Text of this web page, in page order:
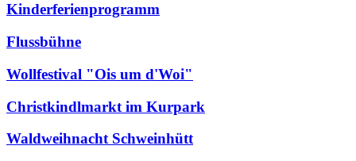
Kinderferienprogramm
Flussbühne
Wollfestival "Ois um d'Woi"
Christkindlmarkt im Kurpark
Waldweihnacht Schweinhütt